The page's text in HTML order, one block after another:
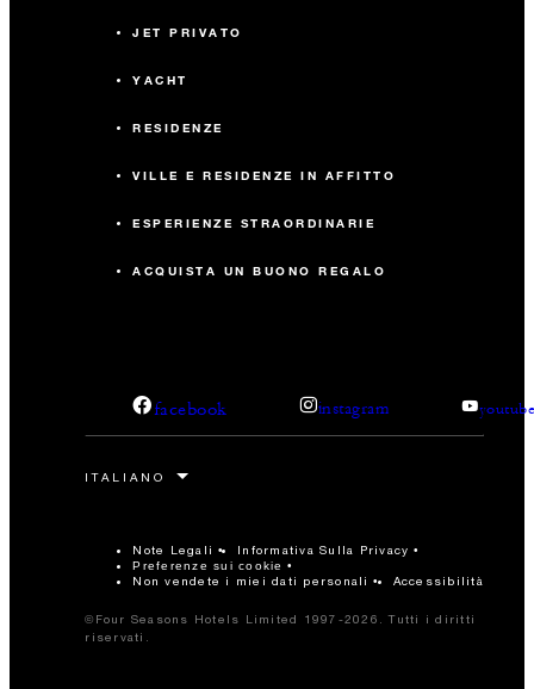
JET PRIVATO
YACHT
RESIDENZE
VILLE E RESIDENZE IN AFFITTO
ESPERIENZE STRAORDINARIE
ACQUISTA UN BUONO REGALO
facebook instagram
Note Legali Informativa Sulla Privacy
Preferenze sui cookie
Non vendete i miei dati personali Accessibilità
©Four Seasons Hotels Limited 1997-2026. Tutti i diritti
riservati.